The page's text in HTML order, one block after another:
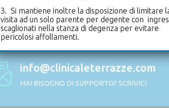
Osservazione
info@clinicaleterrazze.com
HAI BISOGNO DI SUPPORTO? SCRIVICI
3. Si mantiene inoltre la disposizione di limitare
visita ad un solo parente per degente con
scaglionati nella stanza di degenza per evitare
pericolosi affollamenti.